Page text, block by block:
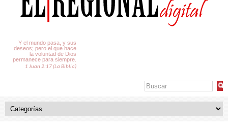
Y el mundo pasa, y sus
deseos; pero el que hace
la voluntad de Dios
permanece para siempre.
1 Juan 2:17 (La Biblia)